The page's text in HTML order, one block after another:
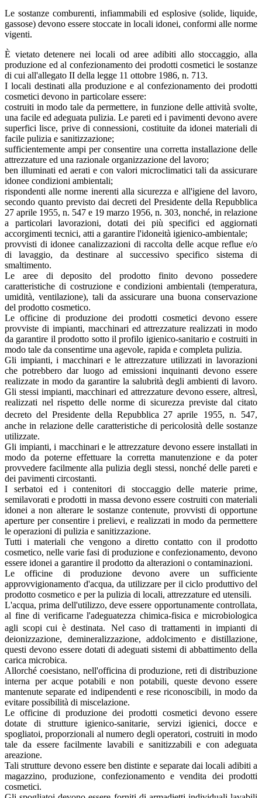
Le sostanze comburenti, infiammabili ed esplosive (solide, liquide,
gassose) devono essere stoccate in locali idonei, conformi alle norme
vigenti.
È vietato detenere nei locali od aree adibiti allo stoccaggio, alla
produzione ed al confezionamento dei prodotti cosmetici le sostanze
di cui all'allegato II della legge 11 ottobre 1986, n. 713.
I locali destinati alla produzione e al confezionamento dei prodotti
cosmetici devono in particolare essere:
costruiti in modo tale da permettere, in funzione delle attività svolte,
una facile ed adeguata pulizia. Le pareti ed i pavimenti devono avere
superfici lisce, prive di connessioni, costituite da idonei materiali di
facile pulizia e sanitizzazione;
sufficientemente ampi per consentire una corretta installazione delle
attrezzature ed una razionale organizzazione del lavoro;
ben illuminati ed aerati e con valori microclimatici tali da assicurare
idonee condizioni ambientali;
rispondenti alle norme inerenti alla sicurezza e all'igiene del lavoro,
secondo quanto previsto dai decreti del Presidente della Repubblica
27 aprile 1955, n. 547 e 19 marzo 1956, n. 303, nonché, in relazione
a particolari lavorazioni, dotati dei più specifici ed aggiornati
accorgimenti tecnici, atti a garantire l'idoneità igienico-ambientale;
provvisti di idonee canalizzazioni di raccolta delle acque reflue e/o
di lavaggio, da destinare al successivo specifico sistema di
smaltimento.
Le aree di deposito del prodotto finito devono possedere
caratteristiche di costruzione e condizioni ambientali (temperatura,
umidità, ventilazione), tali da assicurare una buona conservazione
del prodotto cosmetico.
Le officine di produzione dei prodotti cosmetici devono essere
provviste di impianti, macchinari ed attrezzature realizzati in modo
da garantire il prodotto sotto il profilo igienico-sanitario e costruiti in
modo tale da consentirne una agevole, rapida e completa pulizia.
Gli impianti, i macchinari e le attrezzature utilizzati in lavorazioni
che potrebbero dar luogo ad emissioni inquinanti devono essere
realizzate in modo da garantire la salubrità degli ambienti di lavoro.
Gli stessi impianti, macchinari ed attrezzature devono essere, altresì,
realizzati nel rispetto delle norme di sicurezza previste dal citato
decreto del Presidente della Repubblica 27 aprile 1955, n. 547,
anche in relazione delle caratteristiche di pericolosità delle sostanze
utilizzate.
Gli impianti, i macchinari e le attrezzature devono essere installati in
modo da poterne effettuare la corretta manutenzione e da poter
provvedere facilmente alla pulizia degli stessi, nonché delle pareti e
dei pavimenti circostanti.
I serbatoi ed i contenitori di stoccaggio delle materie prime,
semilavorati e prodotti in massa devono essere costruiti con materiali
idonei a non alterare le sostanze contenute, provvisti di opportune
aperture per consentire i prelievi, e realizzati in modo da permettere
le operazioni di pulizia e sanitizzazione.
Tutti i materiali che vengono a diretto contatto con il prodotto
cosmetico, nelle varie fasi di produzione e confezionamento, devono
essere idonei a garantire il prodotto da alterazioni o contaminazioni.
Le officine di produzione devono avere un sufficiente
approvvigionamento d'acqua, da utilizzare per il ciclo produttivo del
prodotto cosmetico e per la pulizia di locali, attrezzature ed utensili.
L'acqua, prima dell'utilizzo, deve essere opportunamente controllata,
al fine di verificarne l'adeguatezza chimica-fisica e microbiologica
agli scopi cui è destinata. Nel caso di trattamenti in impianti di
deionizzazione, demineralizzazione, addolcimento e distillazione,
questi devono essere dotati di adeguati sistemi di abbattimento della
carica microbica.
Allorché coesistano, nell'officina di produzione, reti di distribuzione
interna per acque potabili e non potabili, queste devono essere
mantenute separate ed indipendenti e rese riconoscibili, in modo da
evitare possibilità di miscelazione.
Le officine di produzione dei prodotti cosmetici devono essere
dotate di strutture igienico-sanitarie, servizi igienici, docce e
spogliatoi, proporzionali al numero degli operatori, costruiti in modo
tale da essere facilmente lavabili e sanitizzabili e con adeguata
areazione.
Tali strutture devono essere ben distinte e separate dai locali adibiti a
magazzino, produzione, confezionamento e vendita dei prodotti
cosmetici.